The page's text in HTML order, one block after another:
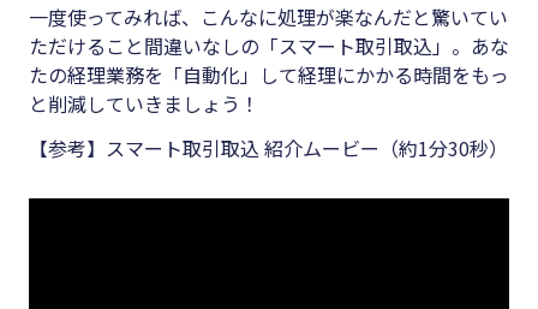
一度使ってみれば、こんなに処理が楽なんだと驚いてい
ただけること間違いなしの「スマート取引取込」。あな
たの経理業務を「自動化」して経理にかかる時間をもっ
と削減していきましょう！
【参考】スマート取引取込 紹介ムービー（約1分30秒）